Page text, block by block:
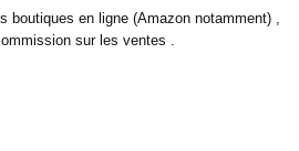
boutiques en ligne (Amazon notamment) ,
sur les ventes .